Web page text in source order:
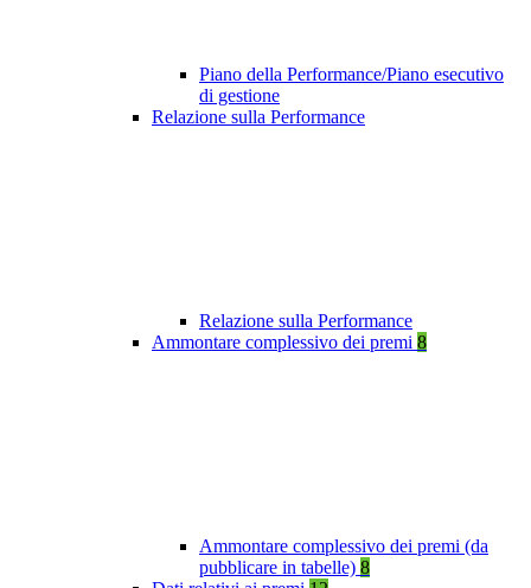
Piano della Performance/Piano esecutivo
di gestione
Relazione sulla Performance
Relazione sulla Performance
Ammontare complessivo dei premi 8
Ammontare complessivo dei premi (da
pubblicare in tabelle) 8